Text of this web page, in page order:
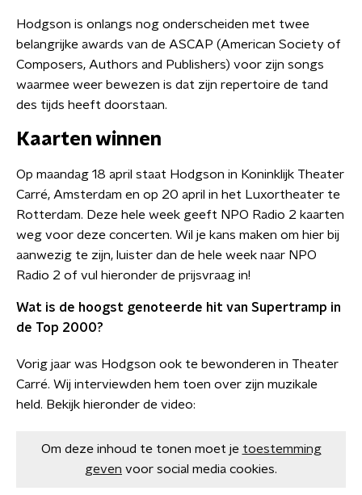
Hodgson is onlangs nog onderscheiden met twee
belangrijke awards van de ASCAP (American Society of
Composers, Authors and Publishers) voor zijn songs
waarmee weer bewezen is dat zijn repertoire de tand
des tijds heeft doorstaan.
Kaarten winnen
Op maandag 18 april staat Hodgson in Koninklijk Theater
Carré, Amsterdam en op 20 april in het Luxortheater te
Rotterdam. Deze hele week geeft NPO Radio 2 kaarten
weg voor deze concerten. Wil je kans maken om hier bij
aanwezig te zijn, luister dan de hele week naar NPO
Radio 2 of vul hieronder de prijsvraag in!
Wat is de hoogst genoteerde hit van Supertramp in
de Top 2000?
Vorig jaar was Hodgson ook te bewonderen in Theater
Carré. Wij interviewden hem toen over zijn muzikale
held. Bekijk hieronder de video:
Om deze inhoud te tonen moet je toestemming
geven voor social media cookies.